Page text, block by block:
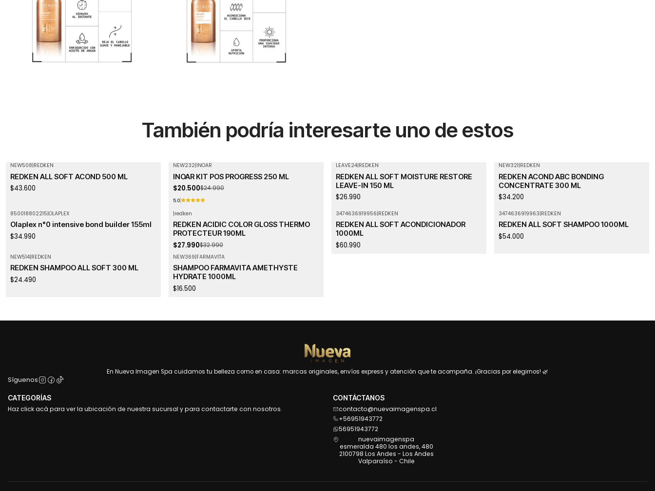
También podría interesarte uno de estos
NEW508|REDKEN
REDKEN ALL SOFT ACOND 500 ML
$43.600
Agotado
NEW232|INOAR
INOAR KIT POS PROGRESS 250 ML
$20.500$24.990
5.0
LEAVE24|REDKEN
REDKEN ALL SOFT MOISTURE RESTORE
LEAVE-IN 150 ML
$26.990
NEW321|REDKEN
REDKEN ACOND ABC BONDING
CONCENTRATE 300 ML
$34.200
850018802215|OLAPLEX
Olaplex n°0 intensive bond builder 155ml
$34.990
Agotado
|redken
REDKEN ACIDIC COLOR GLOSS THERMO
PROTECTEUR 190ML
$27.990$32.990
3474636919956|REDKEN
REDKEN ALL SOFT ACONDICIONADOR
1000ML
$60.990
3474636919963|REDKEN
REDKEN ALL SOFT SHAMPOO 1000ML
$54.000
NEW514|REDKEN
REDKEN SHAMPOO ALL SOFT 300 ML
$24.490
NEW369|FARMAVITA
SHAMPOO FARMAVITA AMETHYSTE
HYDRATE 1000ML
$16.500
En Nueva Imagen Spa cuidamos tu belleza como en casa: marcas originales, envíos express y atención que te acompaña. ¡Gracias por elegirnos! 🌿
Síguenos
CATEGORÍAS
Haz click acá para ver la ubicación de nuestra sucursal y para contactarte con nosotros.
CONTÁCTANOS
contacto@nuevaimagenspa.cl
+56951943772
56951943772
nuevaimagenspa
esmeralda 480 los andes, 480
2100798 Los Andes - Los Andes
Valparaíso - Chile